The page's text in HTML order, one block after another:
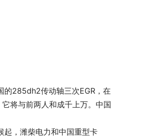
的285dh2传动轴三次EGR，在
将与前两人和成千上万。中国
起，潍柴电力和中国重型卡